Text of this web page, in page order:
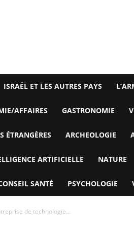
ISRAËL ET LES AUTRES PAYS
AFFAIRES GASTRONOMIE
ÉTRANGÈRES ARCHEOLOGIE
ARTIFICIELLE NATURE
SANTÉ PSYCHOLOGIE
de technologie...